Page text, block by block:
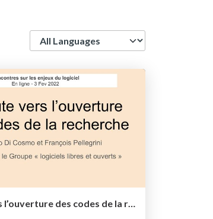
En route vers l’ouverture des codes de la recherche